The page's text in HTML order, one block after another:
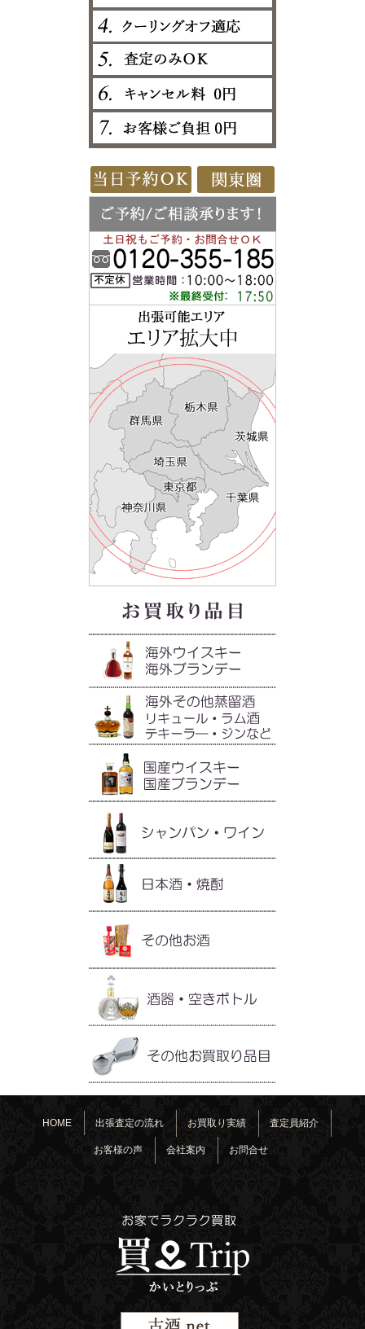
HOME 出張査定の流れ お買取り実績 査定員紹介
お客様の声 会社案内 お問合せ